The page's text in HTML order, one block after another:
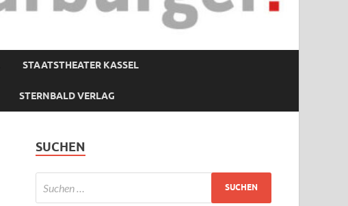
STAATSTHEATER KASSEL
STERNBALD VERLAG
SUCHEN